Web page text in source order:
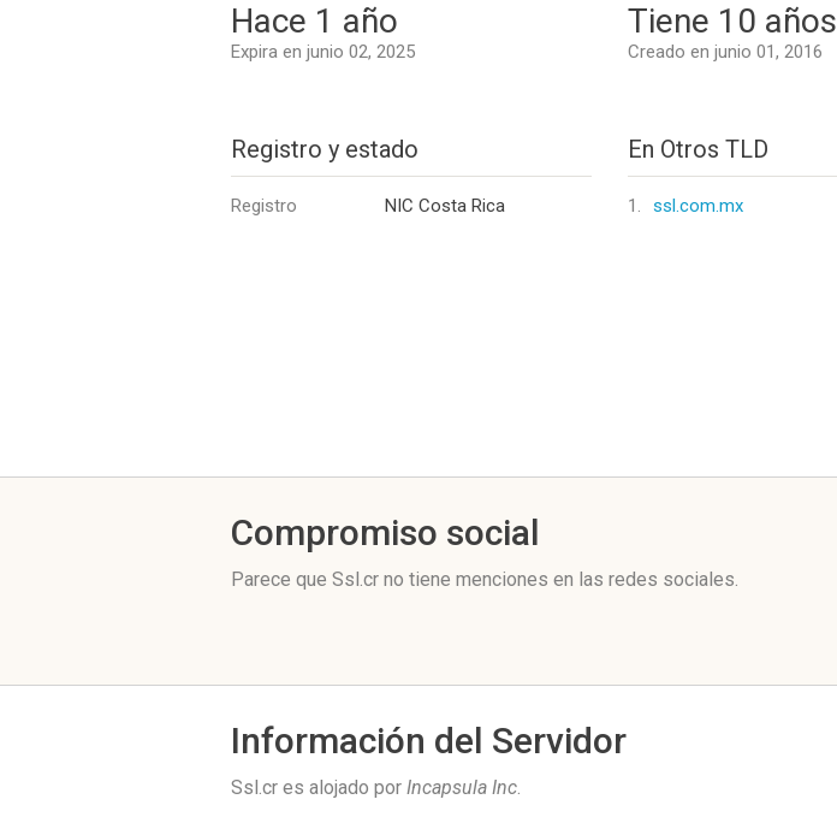
Hace 1 año
Expira en junio 02, 2025
Tiene 10 años
Creado en junio 01, 2016
Registro y estado
Registro NIC Costa Rica
En Otros TLD
1. ssl.com.mx
Compromiso social
Parece que Ssl.cr no tiene menciones en las redes sociales.
Información del Servidor
Ssl.cr es alojado por Incapsula Inc.